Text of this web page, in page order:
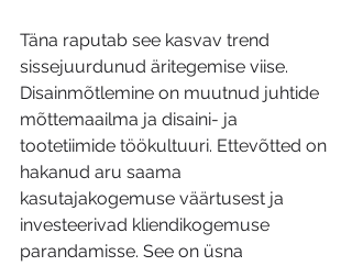
Täna raputab see kasvav trend
sissejuurdunud äritegemise viise.
Disainmõtlemine on muutnud juhtide
mõttemaailma ja disaini- ja
tootetiimide töökultuuri. Ettevõtted on
hakanud aru saama
kasutajakogemuse väärtusest ja
investeerivad kliendikogemuse
parandamisse. See on üsna